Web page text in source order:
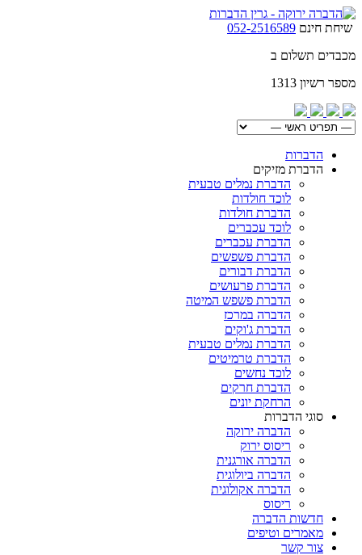
שיחת חינם 052-2516589
מכבדים תשלום ב
מספר רשיון 1313
הדברות
הדברת מזיקים
הדברת נמלים טבעית
לוכד חולדות
הדברת חולדות
לוכד עכברים
הדברת עכברים
הדברת פשפשים
הדברת דבורים
הדברת פרעושים
הדברת פשפש המיטה
הדברה במרכז
הדברת ג'וקים
הדברת נמלים טבעית
הדברת טרמיטים
לוכד נחשים
הדברת חרקים
הרחקת יונים
סוגי הדברות
הדברה ירוקה
ריסוס ירוק
הדברה אורגנית
הדברה ביולוגית
הדברה אקולוגית
ריסוס
חדשות הדברה
מאמרים וטיפים
צור קשר